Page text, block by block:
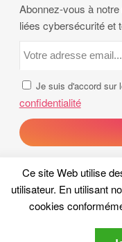
Ce site Web utilise
utilisateur. En utilisant
cookies
Abonnez-vous à
liées cybersécurité et
Je suis d'accord sur
confidentialité